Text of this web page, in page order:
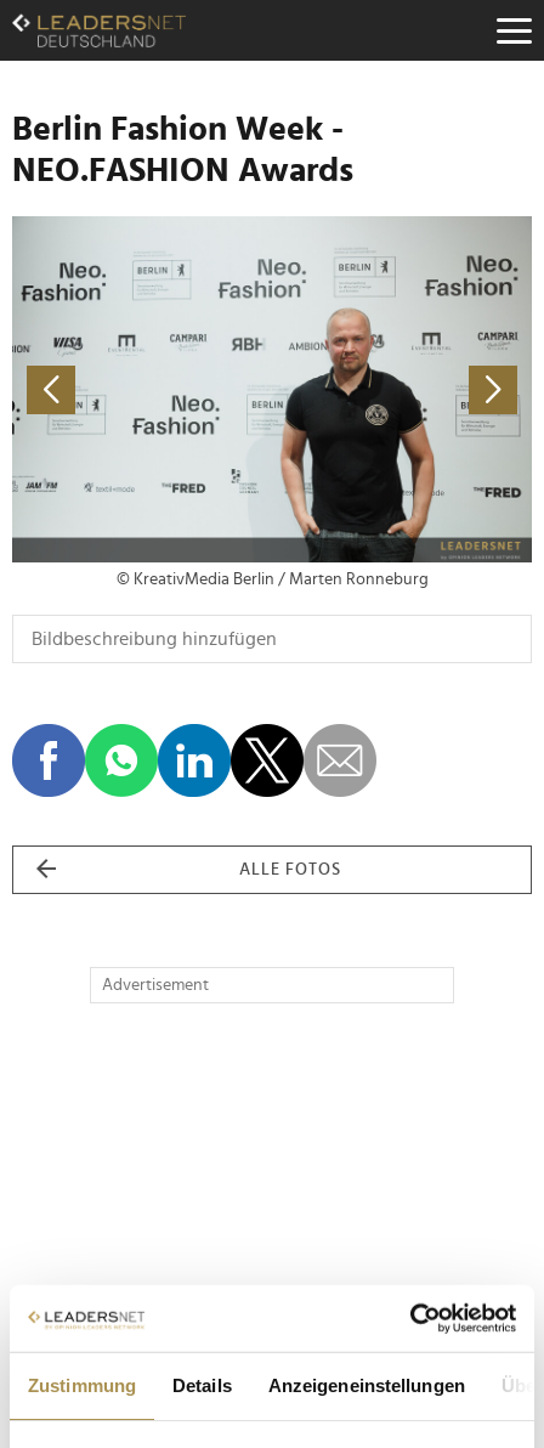
Zustimmung Details Anzeigeneinstellungen
Zum
Inhalt
Zur
Navigation
Zur
Hauptnavigation
Berlin Fashion Week -
NEO.FASHION Awards
© KreativMedia Berlin / Marten Ronneburg
ALLE FOTOS
Advertisement